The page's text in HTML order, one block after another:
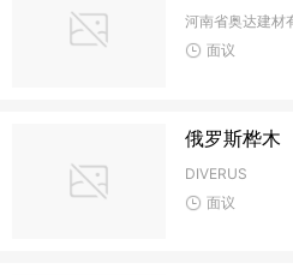
河南省奥达建材
面议
俄罗斯桦木
DIVERUS
面议